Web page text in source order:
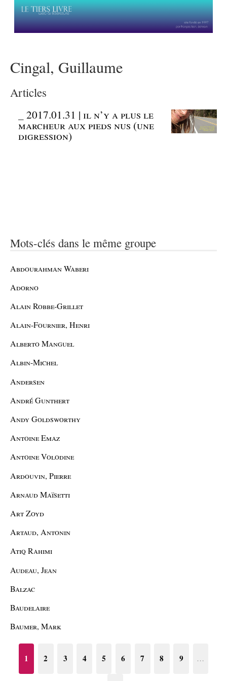
Cingal, Guillaume
Articles
_2017.01.31 | il n’y a plus le
marcheur aux pieds nus (une
digression)
Mots-clés dans le même groupe
Abdourahman Waberi
Adorno
Alain Robbe-Grillet
Alain-Fournier, Henri
Alberto Manguel
Albin-Michel
Andersen
André Gunthert
Andy Goldsworthy
Antoine Emaz
Antoine Volodine
Ardouvin, Pierre
Arnaud Maïsetti
Art Zoyd
Artaud, Antonin
Atiq Rahimi
Audeau, Jean
Balzac
Baudelaire
Baumer, Mark
1 2 3 4 5 6 7 8 9 …